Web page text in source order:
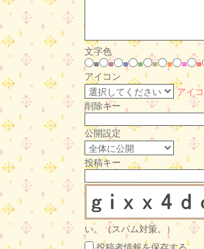
文字色
■
■ ■ ■ ■ ■ ■
■
アイコン
アイ
削除キー
公開設定
投稿キー
い。（スパム対策。）